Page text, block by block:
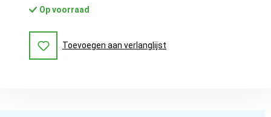
Op voorraad
Toevoegen aan verlanglijst